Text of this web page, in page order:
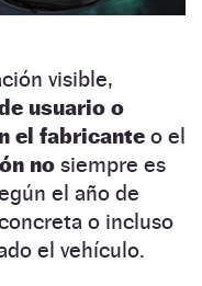
visible,
usuario o
el fabricante o el
no siempre es
el año de
o incluso
el vehículo.